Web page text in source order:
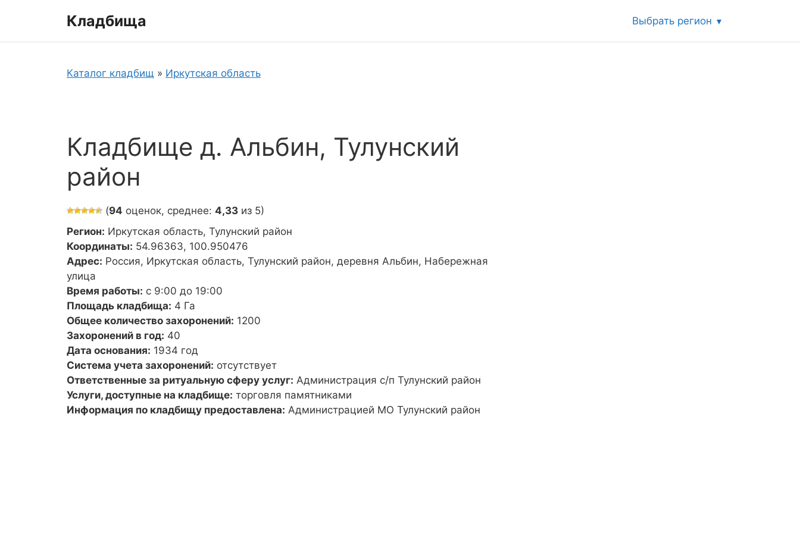
Кладбища Выбрать регион
Каталог кладбищ » Иркутская область
Кладбище д. Альбин, Тулунский
район
(94 оценок, среднее: 4,33 из 5)
Регион: Иркутская область, Тулунский район
Координаты: 54.96363, 100.950476
Адрес: Россия, Иркутская область, Тулунский район, деревня Альбин, Набережная
улица
Время работы: с 9:00 до 19:00
Площадь кладбища: 4 Га
Общее количество захоронений: 1200
Захоронений в год: 40
Дата основания: 1934 год
Система учета захоронений: отсутствует
Ответственные за ритуальную сферу услуг: Администрация с/п Тулунский район
Услуги, доступные на кладбище: торговля памятниками
Информация по кладбищу предоставлена: Администрацией МО Тулунский район